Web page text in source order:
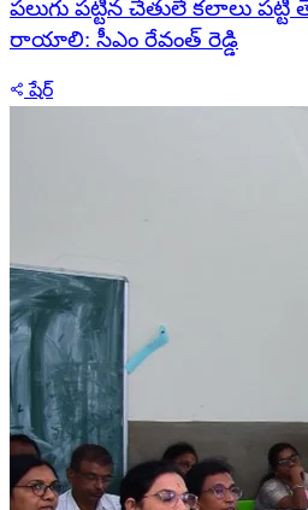
పలుగు పట్టిన చేతులే కలాలు
రాయాలి: సీఎం రేవంత్ రెడ్డి
షేర్